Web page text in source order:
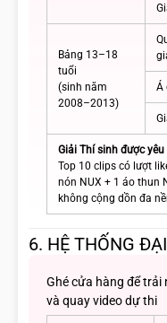
Bảng 13–18
tuổi
(sinh năm
2008–2013)
Á
Giải Thí sinh được
Top 10 clips có lượt
nón NUX + 1 áo thun
không cộng dồn đa
6. HỆ THỐNG
Ghé cửa hàng để trải
và quay video dự thi